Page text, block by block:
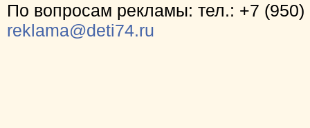
По вопросам рекламы: тел.: +7 (950)
reklama@deti74.ru